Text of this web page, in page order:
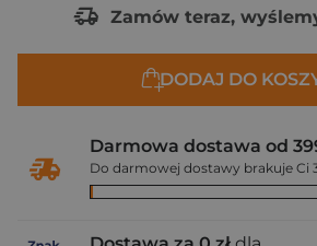
Zamów teraz,
DODAJ DO
Darmowa dostawa od
Do darmowej dostawy brakuje Ci